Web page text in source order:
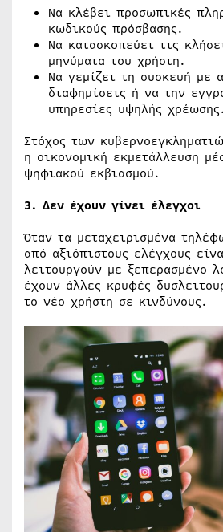
Να κλέβει προσωπικές
κωδικούς πρόσβασης.
Να κατασκοπεύει τις
μηνύματα του χρήστη.
Να γεμίζει τη συσκευή με
διαφημίσεις ή να την
υπηρεσίες υψηλής χρέωσης.
Στόχος των
η οικονομική εκμετάλλευση
ψηφιακού εκβιασμού.
3. Δεν έχουν γίνει έλεγχοι
Όταν τα μεταχειρισμένα
από αξιόπιστους ελέγχους
λειτουργούν με ξεπερασμένο
έχουν άλλες κρυφές
το νέο χρήστη σε κινδύνους.